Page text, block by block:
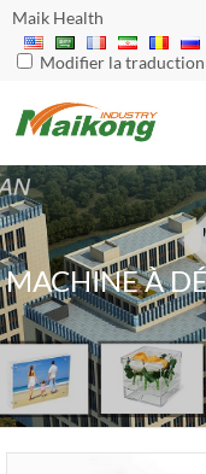
Maik Health
Modifier la traduction
MACHINE À